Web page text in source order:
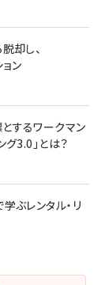
却し、
ン
するワークマン
3.0」とは？
ぶレンタル・リ